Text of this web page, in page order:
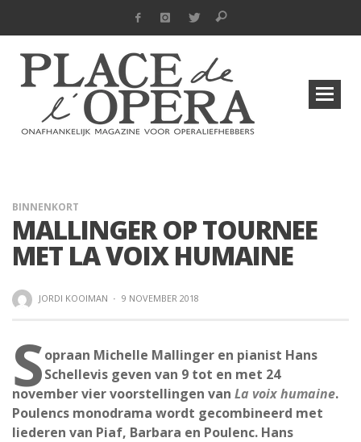
BINNENKORT
MALLINGER OP TOURNEE
MET LA VOIX HUMAINE
JORDI KOOIMAN · 9 NOVEMBER 2018
Sopraan Michelle Mallinger en pianist Hans
Schellevis geven van 9 tot en met 24
november vier voorstellingen van La voix humaine.
Poulencs monodrama wordt gecombineerd met
liederen van Piaf, Barbara en Poulenc. Hans